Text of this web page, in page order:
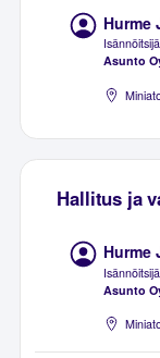
Hurme
Isännöitsijä
Asunto
Hallitus ja
Hurme
Isännöitsijä
Asunto